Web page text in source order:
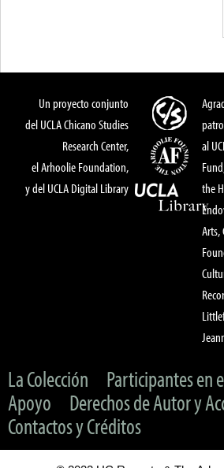
Un proyecto conjunto
del UCLA Chicano Studies
Research Center,
el Arhoolie Foundation,
y del UCLA Digital Library
al
the
Arts,
La Colección
Participantes en
Apoyo
Derechos de Autor y
Contactos y Créditos